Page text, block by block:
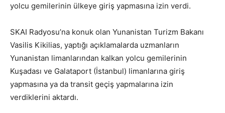
yolcu gemilerinin ülkeye giriş yapmasına izin verdi.
SKAI Radyosu’na konuk olan Yunanistan Turizm Bakanı
Vasilis Kikilias, yaptığı açıklamalarda uzmanların
Yunanistan limanlarından kalkan yolcu gemilerinin
Kuşadası ve Galataport (İstanbul) limanlarına giriş
yapmasına ya da transit geçiş yapmalarına izin
verdiklerini aktardı.